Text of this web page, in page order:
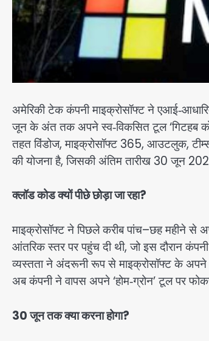
अमेरिकी टेक कंपनी माइक्रोसॉफ्ट ने
जून के अंत तक अपने स्व‑विकसित टूल
तहत विंडोज, माइक्रोसॉफ्ट 365, आउटलुक,
की योजना है, जिसकी अंतिम तारीख 30 जून
क्लॉड कोड क्यों पीछे छोड़ा जा रहा?
माइक्रोसॉफ्ट ने पिछले करीब पांच–छह महीने
आंतरिक स्तर पर पहुंच दी थी, जो इस दौरान
व्यस्तता ने अंदरूनी रूप से माइक्रोसॉफ्ट के
अब कंपनी ने वापस अपने ‘होम‑ग्रोन’ टूल पर
30 जून तक क्या करना होगा?